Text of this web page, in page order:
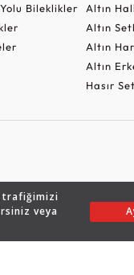
trafiğimizi
veya
Bileklikler
Altın
Altın
Altın
Altın
Hasır Set
Pırlanta - Bu